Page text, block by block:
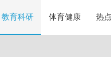
教育科研 体育健康 热